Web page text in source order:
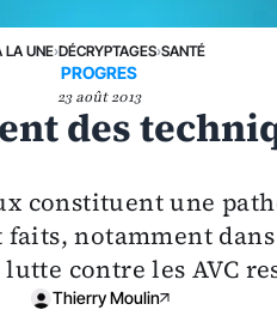
LA UNE›DÉCRYPTAGES›SANTÉ
PROGRES
23 août 2013
des
constituent une
notamment
contre les AVC
Thierry Moulin